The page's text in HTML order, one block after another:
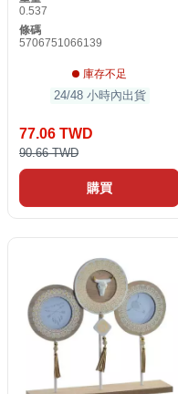
0.537
條碼
5706751066139
庫存不足
24/48 小時內出貨
77.06 TWD
90.66 TWD
購買